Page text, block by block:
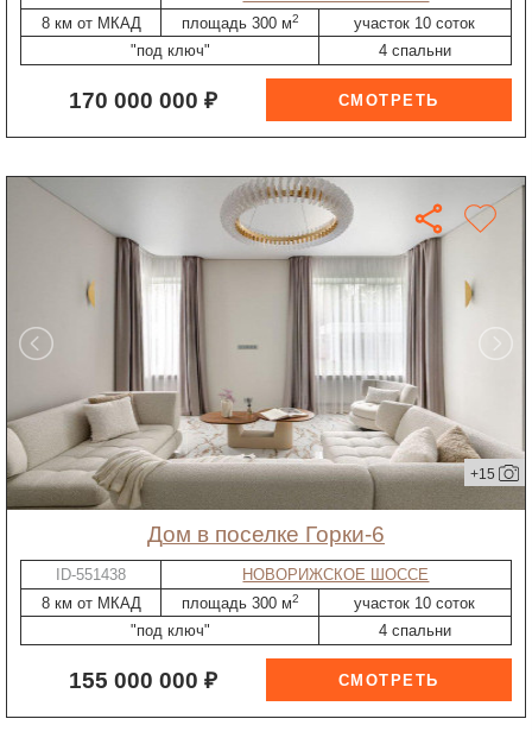
8 км от МКАД
площадь 300 м2
участок 10 соток
"под ключ"
4 спальни
170 000 000 ₽
+15
дом в поселке Горки-6
ID-551438
НОВОРИЖСКОЕ ШОССЕ
8 км от МКАД
площадь 300 м2
участок 10 соток
"под ключ"
4 спальни
155 000 000 ₽